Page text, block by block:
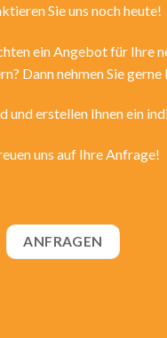
Sie uns noch heute!
ein Angebot für Ihre
Dann nehmen Sie
und erstellen Ihnen ein
uns auf Ihre Anfrage!
ANFRAGEN